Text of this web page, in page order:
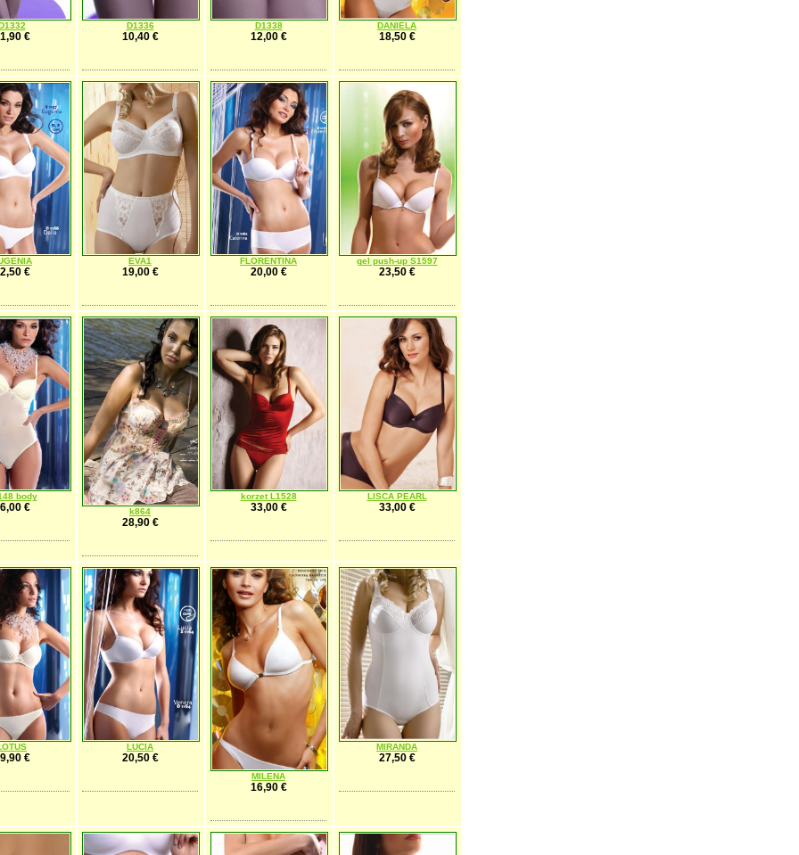
€
D1336
10,40 €
D1338
12,00 €
DANIELA
18,50 €
€
EVA1
19,00 €
FLORENTINA
20,00 €
gel push-up S1597
23,50 €
body
€ k864
28,90 €
korzet L1528
33,00 €
LISCA PEARL
33,00 €
€
LUCIA
20,50 €
MILENA
16,90 €
MIRANDA
27,50 €